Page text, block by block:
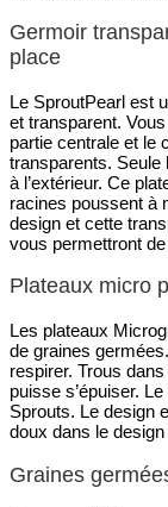
Germoir
place
Le SproutPearl est
et transparent.
partie centrale et le
transparents. Seule
à l’extérieur. Ce
racines poussent à
design et cette
vous permettront
Plateaux micro
Les plateaux
de graines
respirer. Trous
puisse s’épuiser.
Sprouts. Le design
doux dans le
Graines